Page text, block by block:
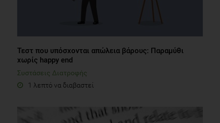
Τεστ που υπόσχονται απώλεια βάρους: Παραμύθι
χωρίς happy end
Συστάσεις Διατροφής
1 λεπτό να διαβαστεί